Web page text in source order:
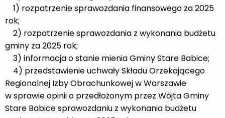
1) rozpatrzenie sprawozdania finansowego za 2025
rok;
2) rozpatrzenie sprawozdania z wykonania budżetu
gminy za 2025 rok;
3) informacja o stanie mienia Gminy Stare Babice;
4) przedstawienie uchwały Składu Orzekającego
Regionalnej Izby Obrachunkowej w Warszawie
w sprawie opinii o przedłożonym przez Wójta Gminy
Stare Babice sprawozdaniu z wykonania budżetu